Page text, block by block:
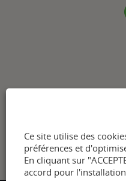
Ce site utilise des
préférences et
En cliquant sur
accord pour